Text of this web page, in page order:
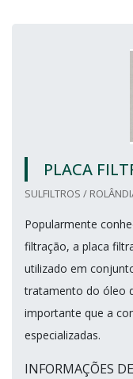
PLACA
SULFILTROS /
Popularmente
filtração, a placa
utilizado em
tratamento do óleo
importante que a
especializadas.
INFORMAÇÕES